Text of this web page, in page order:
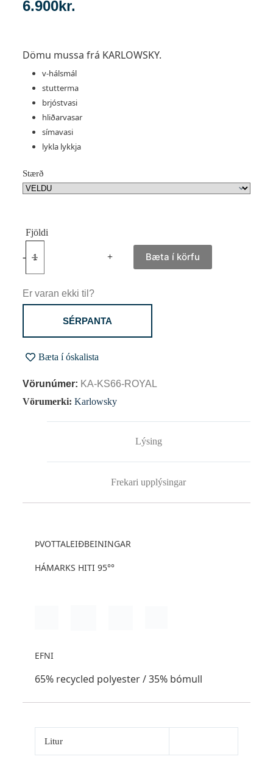
6.900kr.
Dömu mussa frá KARLOWSKY.
v-hálsmál
stutterma
brjóstvasi
hliðarvasar
símavasi
lykla lykkja
Stærð
- + Bæta í körfu
Er varan ekki til?
SÉRPANTA
Bæta í óskalista
Vörunúmer: KA-KS66-ROYAL
Vörumerki: Karlowsky
Lýsing
Frekari upplýsingar
ÞVOTTALEIÐBEININGAR
HÁMARKS HITI 95°°
EFNI
65% recycled polyester / 35% bómull
Litur